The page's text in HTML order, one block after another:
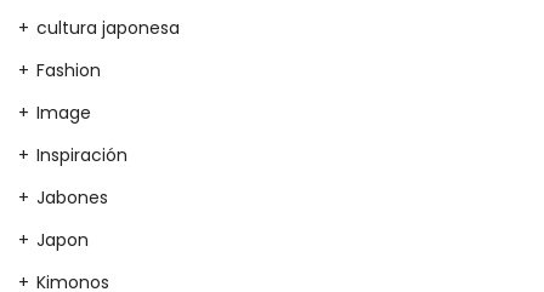
cultura japonesa
Fashion
Image
Inspiración
Jabones
Japon
Kimonos